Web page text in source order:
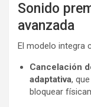
Sonido
avanzada
El modelo integra
Cancelación
adaptativa,
bloquear